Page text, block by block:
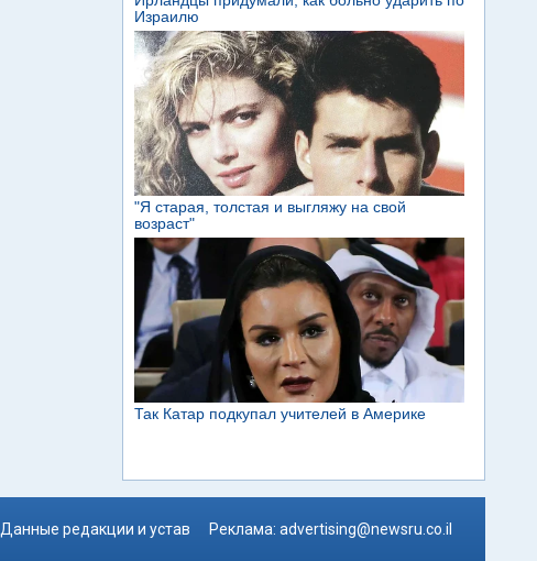
Данные редакции и устав Реклама: advertising@newsru.co.il